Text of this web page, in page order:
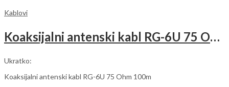
Kablovi
Koaksijalni antenski kabl RG-6U 75 Ohm (rolna 100m)
Ukratko:
Koaksijalni antenski kabl RG-6U 75 Ohm 100m